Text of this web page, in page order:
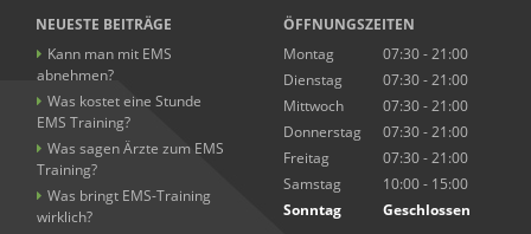
NEUESTE BEITRÄGE
Kann man mit EMS
abnehmen?
Was kostet eine Stunde
EMS Training?
Was sagen Ärzte zum EMS
Training?
Was bringt EMS-Training
wirklich?
ÖFFNUNGSZEITEN
Montag
07:30 - 21:00
Dienstag
07:30 - 21:00
Mittwoch
07:30 - 21:00
Donnerstag
07:30 - 21:00
Freitag
07:30 - 21:00
Samstag
10:00 - 15:00
Sonntag
Geschlossen